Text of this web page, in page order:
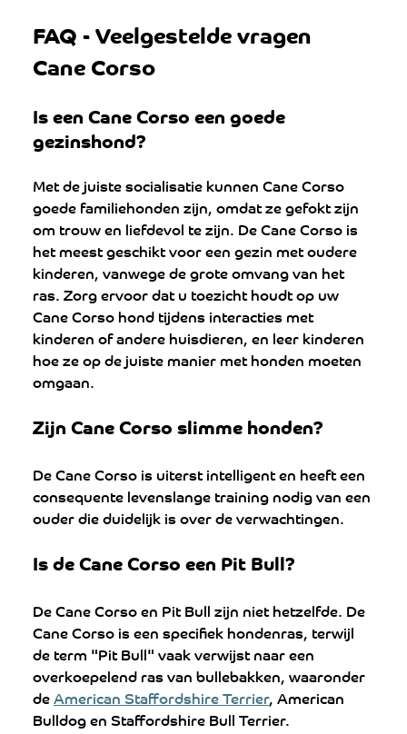
FAQ - Veelgestelde vragen
Cane Corso
Is een Cane Corso een goede
gezinshond?
Met de juiste socialisatie kunnen Cane Corso
goede familiehonden zijn, omdat ze gefokt zijn
om trouw en liefdevol te zijn. De Cane Corso is
het meest geschikt voor een gezin met oudere
kinderen, vanwege de grote omvang van het
ras. Zorg ervoor dat u toezicht houdt op uw
Cane Corso hond tijdens interacties met
kinderen of andere huisdieren, en leer kinderen
hoe ze op de juiste manier met honden moeten
omgaan.
Zijn Cane Corso slimme honden?
De Cane Corso is uiterst intelligent en heeft een
consequente levenslange training nodig van een
ouder die duidelijk is over de verwachtingen.
Is de Cane Corso een Pit Bull?
De Cane Corso en Pit Bull zijn niet hetzelfde. De
Cane Corso is een specifiek hondenras, terwijl
de term "Pit Bull" vaak verwijst naar een
overkoepelend ras van bullebakken, waaronder
de American Staffordshire Terrier, American
Bulldog en Staffordshire Bull Terrier.